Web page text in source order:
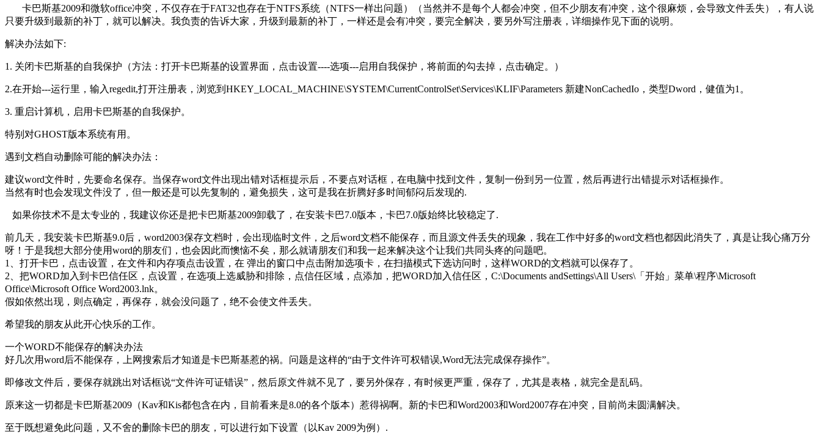
卡巴斯基2009和微软office冲突，不仅存在于FAT32也存在于NTFS系统（NTFS一样出问题）（当然并不是每个人都会冲突，但不少朋友有冲突，这个很麻烦，会导致文件丢失），有人说
只要升级到最新的补丁，就可以解决。我负责的告诉大家，升级到最新的补丁，一样还是会有冲突，要完全解决，要另外写注册表，详细操作见下面的说明。
解决办法如下:
1. 关闭卡巴斯基的自我保护（方法：打开卡巴斯基的设置界面，点击设置----选项---启用自我保护，将前面的勾去掉，点击确定。）
2.在开始---运行里，输入regedit,打开注册表，浏览到HKEY_LOCAL_MACHINE\SYSTEM\CurrentControlSet\Services\KLIF\Parameters 新建NonCachedIo，类型Dword，健值为1。
3. 重启计算机，启用卡巴斯基的自我保护。
特别对GHOST版本系统有用。
遇到文档自动删除可能的解决办法：
建议word文件时，先要命名保存。当保存word文件出现出错对话框提示后，不要点对话框，在电脑中找到文件，复制一份到另一位置，然后再进行出错提示对话框操作。
当然有时也会发现文件没了，但一般还是可以先复制的，避免损失，这可是我在折腾好多时间郁闷后发现的.
如果你技术不是太专业的，我建议你还是把卡巴斯基2009卸载了，在安装卡巴7.0版本，卡巴7.0版始终比较稳定了.
前几天，我安装卡巴斯基9.0后，word2003保存文档时，会出现临时文件，之后word文档不能保存，而且源文件丢失的现象，我在工作中好多的word文档也都因此消失了，真是让我心痛万分
呀！于是我想大部分使用word的朋友们，也会因此而懊恼不矣，那么就请朋友们和我一起来解决这个让我们共同头疼的问题吧。
1、打开卡巴，点击设置，在文件和内存项点击设置，在 弹出的窗口中点击附加选项卡，在扫描模式下选访问时，这样WORD的文档就可以保存了。
2、把WORD加入到卡巴信任区，点设置，在选项上选威胁和排除，点信任区域，点添加，把WORD加入信任区，C:\Documents andSettings\All Users\「开始」菜单\程序\Microsoft
Office\Microsoft Office Word2003.lnk。
假如依然出现，则点确定，再保存，就会没问题了，绝不会使文件丢失。
希望我的朋友从此开心快乐的工作。
一个WORD不能保存的解决办法
好几次用word后不能保存，上网搜索后才知道是卡巴斯基惹的祸。问题是这样的“由于文件许可权错误,Word无法完成保存操作”。
即修改文件后，要保存就跳出对话框说“文件许可证错误”，然后原文件就不见了，要另外保存，有时候更严重，保存了，尤其是表格，就完全是乱码。
原来这一切都是卡巴斯基2009（Kav和Kis都包含在内，目前看来是8.0的各个版本）惹得祸啊。新的卡巴和Word2003和Word2007存在冲突，目前尚未圆满解决。
至于既想避免此问题，又不舍的删除卡巴的朋友，可以进行如下设置（以Kav 2009为例）.